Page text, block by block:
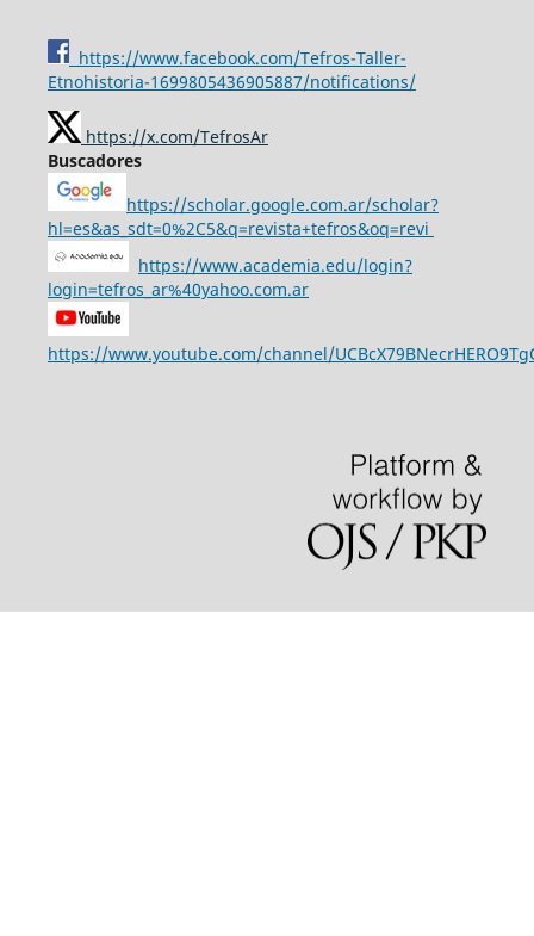
https://www.facebook.com/Tefros-Taller-
Etnohistoria-1699805436905887/notifications/
https://x.com/TefrosAr
Buscadores
https://scholar.google.com.ar/scholar?
hl=es&as_sdt=0%2C5&q=revista+tefros&oq=revi
https://www.academia.edu/login?
login=tefros_ar%40yahoo.com.ar
https://www.youtube.com/channel/